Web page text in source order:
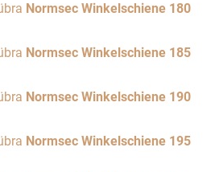
Normsec Winkelschiene 180
Normsec Winkelschiene 185
Normsec Winkelschiene 190
Normsec Winkelschiene 195